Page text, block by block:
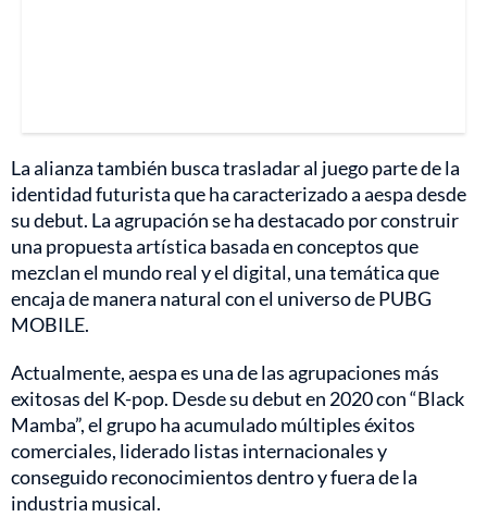
La alianza también busca trasladar al juego parte de la
identidad futurista que ha caracterizado a aespa desde
su debut. La agrupación se ha destacado por construir
una propuesta artística basada en conceptos que
mezclan el mundo real y el digital, una temática que
encaja de manera natural con el universo de PUBG
MOBILE.
Actualmente, aespa es una de las agrupaciones más
exitosas del K-pop. Desde su debut en 2020 con “Black
Mamba”, el grupo ha acumulado múltiples éxitos
comerciales, liderado listas internacionales y
conseguido reconocimientos dentro y fuera de la
industria musical.